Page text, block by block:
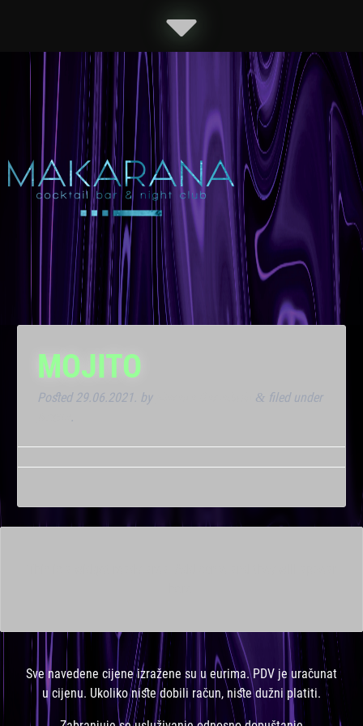
MOJITO
Posted 29.06.2021. by & filed under
.
Sve navedene cijene izražene su u eurima. PDV je uračunat
u cijenu. Ukoliko niste dobili račun, niste dužni platiti.